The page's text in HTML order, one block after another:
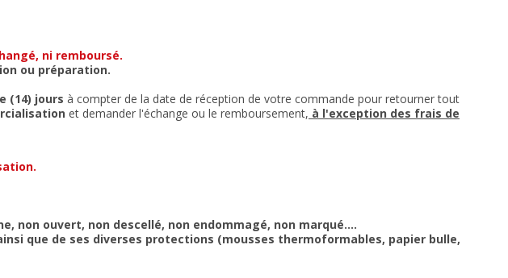
ni remboursé.
ou préparation.
(14) jours à compter de la date de réception de votre commande pour retourner tout
et demander l'échange ou le remboursement, à l'exception des frais de
non ouvert, non descellé, non endommagé, non marqué….
que de ses diverses protections (mousses thermoformables, papier bulle,